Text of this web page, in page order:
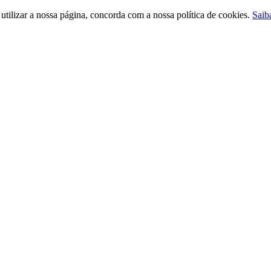
a nossa página, concorda com a nossa política de cookies.